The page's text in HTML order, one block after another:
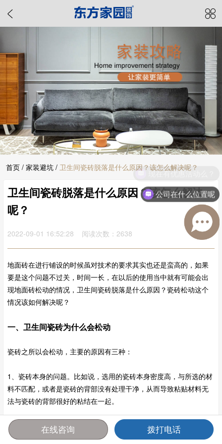
首页 / 家装避坑 / 卫生间瓷砖脱落是什么原因？该怎么解决呢？
卫生间瓷砖脱落是什么原因？该怎么解决
呢？
2022-09-01 16:52:28 阅读次数：2638
地面砖在进行铺设的时候虽对技术的要求其实也还是蛮高的，如果
要是这个问题不过关，时间一长，在以后的使用当中就有可能会出
现地面砖松动的情况，卫生间瓷砖脱落是什么原因？瓷砖松动这个
情况该如何解决呢？
一、卫生间瓷砖为什么会松动
瓷砖之所以会松动，主要的原因有三种：
1、瓷砖本身的问题。比如说，选用的瓷砖本身密度高，与所选的材
料不匹配，或者是瓷砖的背部没有处理干净，从而导致粘贴材料无
法与瓷砖的背部很好的粘结在一起。
首页 报价 电话 咨询
现在有优惠活动么？
公司在什么位置呢
在线咨询 拨打电话